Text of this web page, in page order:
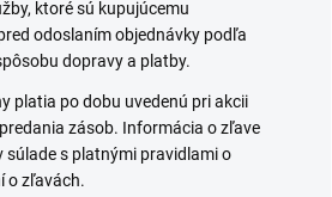
ktoré sú kupujúcemu
odoslaním objednávky podľa
dopravy a platby.
platia po dobu uvedenú pri akcii
zásob. Informácia o zľave
súlade s platnými pravidlami o
o zľavách.